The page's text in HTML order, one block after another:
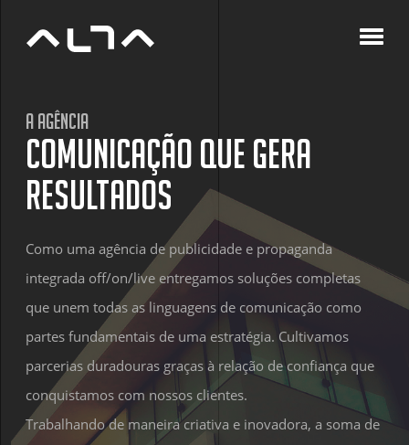
A Agência
Comunicação que gera
resultados
Como uma agência de publicidade e propaganda
integrada off/on/live entregamos soluções completas
que unem todas as linguagens de comunicação como
partes fundamentais de uma estratégia. Cultivamos
parcerias duradouras graças à relação de confiança que
conquistamos com nossos clientes.
Trabalhando de maneira criativa e inovadora, a soma de